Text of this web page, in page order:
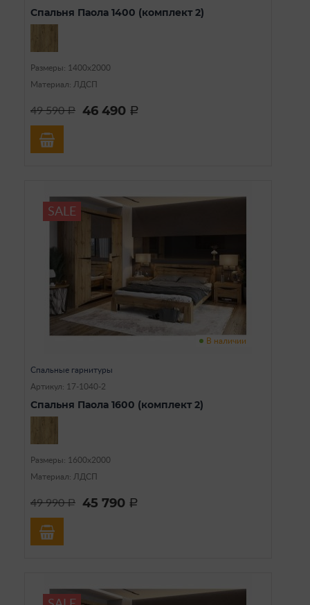
Спальня Паола 1400 (комплект 2)
Размеры: 1400х2000
Материал: ЛДСП
49 590a 46 490 a
SALE
В наличии
Спальные гарнитуры
Артикул: 17-1040-2
Спальня Паола 1600 (комплект 2)
Размеры: 1600х2000
Материал: ЛДСП
49 990a 45 790 a